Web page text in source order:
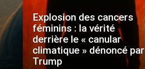
Explosion des cancers
féminins : la vérité
derrière le « canular
climatique » dénoncé par
Trump